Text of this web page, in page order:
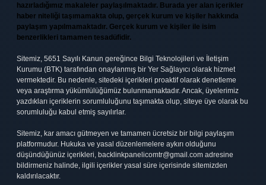
hazırladığımız makaleler paylaşılmaktadır. Burada yer alan içerikler
haber niteliği taşımamakta olup, gerçek kurum ve kişiler hakkında
paylaşım yapılmamaktadır. Gerçek kurum ve kişiler ile isim
benzerlikleri tamamen tesadüfidir.
Sitemiz, 5651 Sayılı Kanun gereğince Bilgi Teknolojileri ve İletişim
Kurumu (BTK) tarafından onaylanmış bir Yer Sağlayıcı olarak hizmet
vermektedir. Bu nedenle, sitedeki içerikleri proaktif olarak denetleme
veya araştırma yükümlülüğümüz bulunmamaktadır. Ancak, üyelerimiz
yazdıkları içeriklerin sorumluluğunu taşımakta olup, siteye üye olarak bu
sorumluluğu kabul etmiş sayılırlar.
Sitemiz, kar amacı gütmeyen ve tamamen ücretsiz bir bilgi paylaşım
platformudur. Hukuka ve yasal düzenlemelere aykırı olduğunu
düşündüğünüz içerikleri, backlinkpanelicomtr@gmail.com adresine
bildirmeniz halinde, ilgili içerikler yasal süre içerisinde sitemizden
kaldırılacaktır.